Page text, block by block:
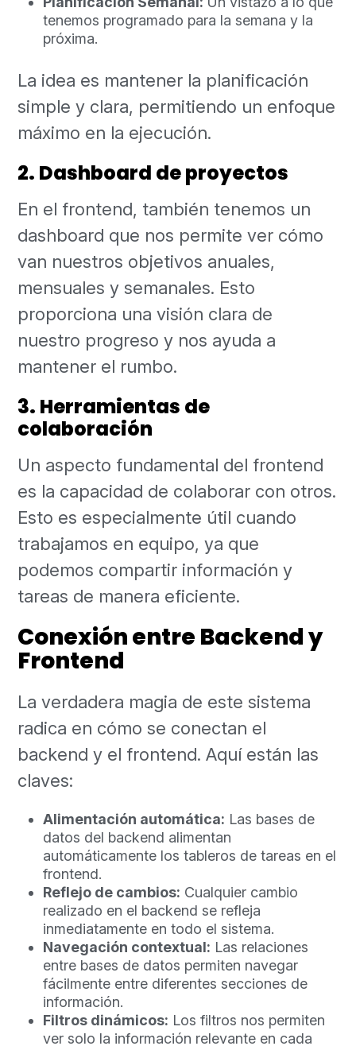
tenemos programado para la semana y la
próxima.
La idea es mantener la planificación
simple y clara, permitiendo un enfoque
máximo en la ejecución.
2. Dashboard de proyectos
En el frontend, también tenemos un
dashboard que nos permite ver cómo
van nuestros objetivos anuales,
mensuales y semanales. Esto
proporciona una visión clara de
nuestro progreso y nos ayuda a
mantener el rumbo.
3. Herramientas de
colaboración
Un aspecto fundamental del frontend
es la capacidad de colaborar con otros.
Esto es especialmente útil cuando
trabajamos en equipo, ya que
podemos compartir información y
tareas de manera eficiente.
Conexión entre Backend y
Frontend
La verdadera magia de este sistema
radica en cómo se conectan el
backend y el frontend. Aquí están las
claves:
Alimentación automática: Las bases de
datos del backend alimentan
automáticamente los tableros de tareas en el
frontend.
Reflejo de cambios: Cualquier cambio
realizado en el backend se refleja
inmediatamente en todo el sistema.
Navegación contextual: Las relaciones
entre bases de datos permiten navegar
fácilmente entre diferentes secciones de
información.
Filtros dinámicos: Los filtros nos permiten
ver solo la información relevante en cada